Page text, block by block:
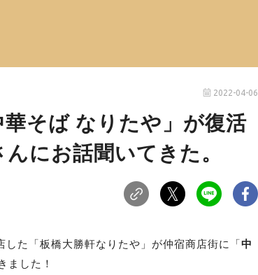
2022-04-06
そば なりたや」が復活
にお話聞いてきた。
た「板橋大勝軒なりたや」が仲宿商店街に「中
ました！